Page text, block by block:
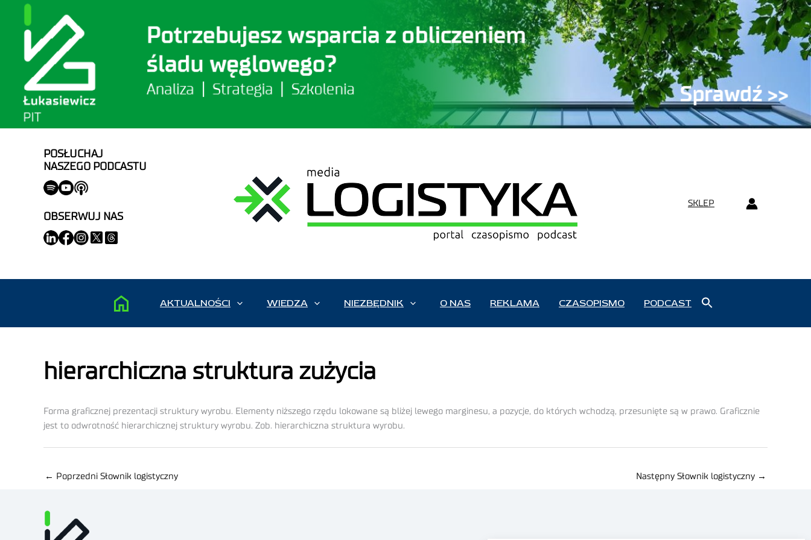
POSŁUCHAJ
NASZEGO PODCASTU
OBSERWUJ NAS
SKLEP
AKTUALNOŚCI WIEDZA NIEZBĘDNIK O NAS REKLAMA CZASOPISMO PODCAST
hierarchiczna struktura zużycia
Forma graficznej prezentacji struktury wyrobu. Elementy niższego rzędu lokowane są bliżej lewego marginesu, a pozycje, do których wchodzą, przesunięte są w prawo. Graficznie
jest to odwrotność hierarchicznej struktury wyrobu. Zob. hierarchiczna struktura wyrobu.
← Poprzedni Słownik logistyczny Następny Słownik logistyczny →